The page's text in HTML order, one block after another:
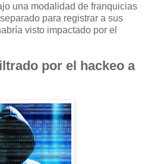
una modalidad de franquicias
para registrar a sus
visto impactado por el
por el hackeo a